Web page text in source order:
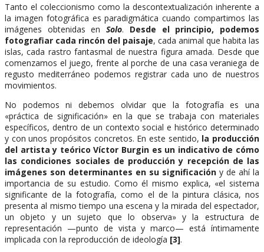
Tanto el coleccionismo como la descontextualización inherente a
la imagen fotográfica es paradigmática cuando compartimos las
imágenes obtenidas enSolo. Desde el principio, podemos
fotografiar cada rincón del paisaje, cada animal que habita las
islas, cada rastro fantasmal de nuestra figura amada. Desde que
comenzamos el juego, frente al porche de una casa veraniega de
regusto mediterráneo podemos registrar cada uno de nuestros
movimientos.
No podemos ni debemos olvidar que la fotografía es una
«práctica de significación» en la que se trabaja con materiales
específicos, dentro de un contexto social e histórico determinado
y con unos propósitos concretos. En este sentido, la producción
del artista y teórico Víctor Burgin es un indicativo de cómo
las condiciones sociales de producción y recepción de las
imágenes son determinantes en su significación y de ahí la
importancia de su estudio. Como él mismo explica, «el sistema
significante de la fotografía, como el de la pintura clásica, nos
presenta al mismo tiempo una escena y la mirada del espectador,
un objeto y un sujeto que lo observa» y la estructura de
representación —punto de vista y marco— está íntimamente
implicada con la reproducción de ideología [3].